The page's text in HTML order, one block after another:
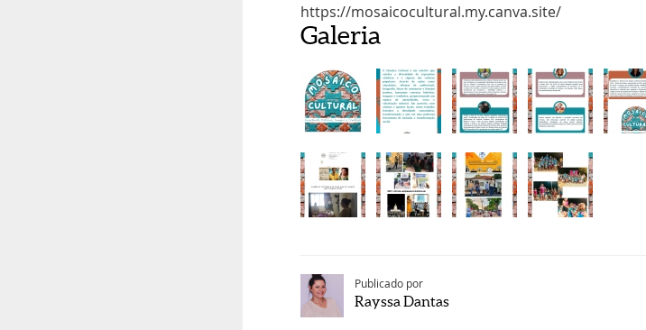
https://mosaicocultural.my.canva.site/
Galeria
Publicado por
Rayssa Dantas